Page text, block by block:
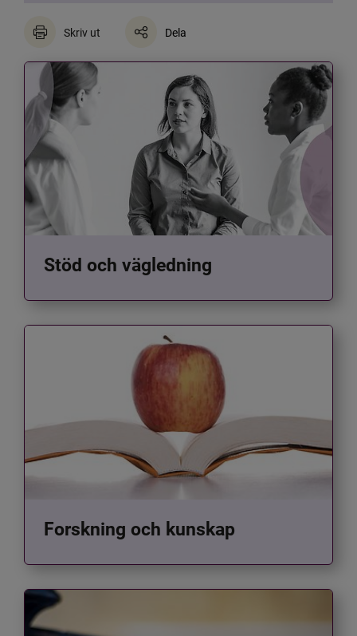
Skriv ut Dela
Stöd och vägledning
Forskning och kunskap